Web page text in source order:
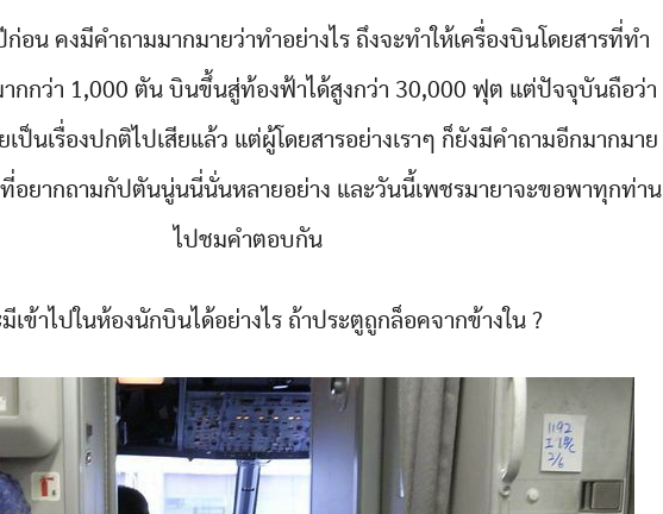
ก่อน คงมีคำถามมากมายว่าทำอย่างไร ถึงจะทำให้เครื่องบินโดยสารที่ทำ
ากกว่า 1,000 ตัน บินขึ้นสู่ท้องฟ้าได้สูงกว่า 30,000 ฟุต แต่ปัจจุบันถือว่า
เป็นเรื่องปกติไปเสียแล้ว แต่ผู้โดยสารอย่างเราๆ ก็ยังมีคำถามอีกมากมาย
ที่อยากถามกัปตันนู่นนี่นั่นหลายอย่าง และวันนี้เพชรมายาจะขอพาทุกท่าน
ไปชมคำตอบกัน
เข้าไปในห้องนักบินได้อย่างไร ถ้าประตูถูกล็อคจากข้างใน ?